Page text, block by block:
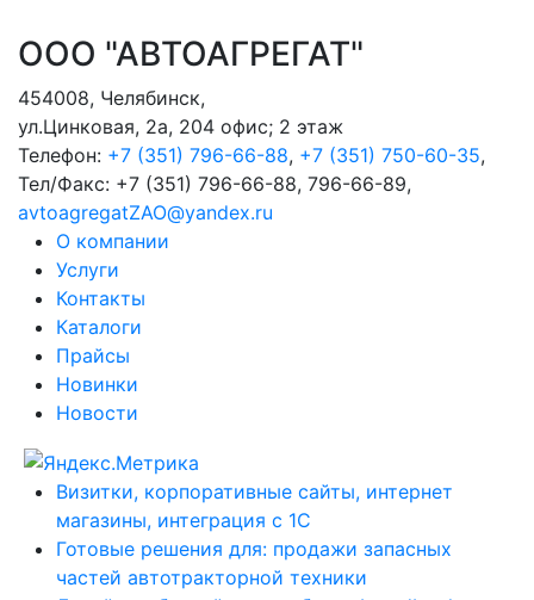
ООО "АВТОАГРЕГАТ"
454008, Челябинск,
ул.Цинковая, 2а, 204 офис; 2 этаж
Телефон: +7 (351) 796-66-88, +7 (351) 750-60-35,
Тел/Факс: +7 (351) 796-66-88, 796-66-89,
avtoagregatZAO@yandex.ru
О компании
Услуги
Контакты
Каталоги
Прайсы
Новинки
Новости
Визитки, корпоративные сайты, интернет
магазины, интеграция с 1С
Готовые решения для: продажи запасных
частей автотракторной техники